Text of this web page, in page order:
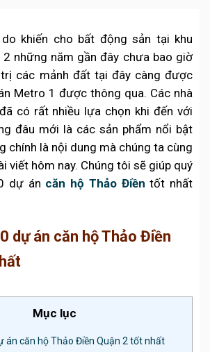
khiến cho bất động sản tại khu
2 những năm gần đây chưa bao giờ
các mảnh đất tại đây càng được
Metro 1 được thông qua. Các nhà
có rất nhiều lựa chọn khi đến với
đâu mới là các sản phẩm nổi bật
chính là nội dung mà chúng ta cùng
viết hôm nay. Chúng tôi sẽ giúp quý
dự án căn hộ Thảo Điền tốt nhất
dự án căn hộ Thảo Điền
Mục lục
án căn hộ Thảo Điền Quận 2 tốt nhất